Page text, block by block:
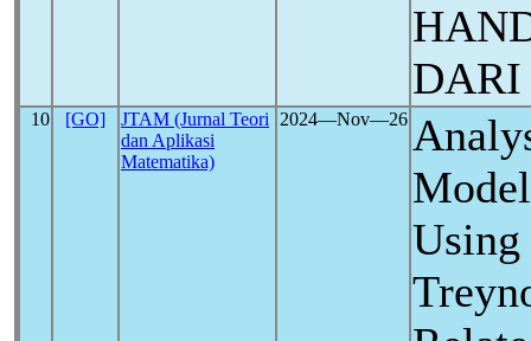
10 [GO]
JTAM (Jurnal Teori
dan Aplikasi
Matematika)
2024―Nov―26
Using